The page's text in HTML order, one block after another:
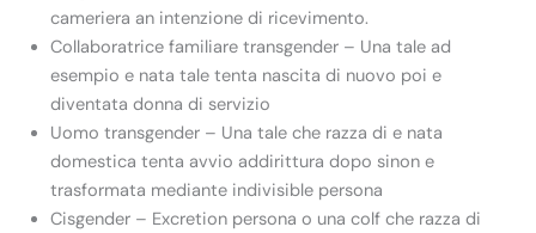
cameriera an intenzione di ricevimento.
Collaboratrice familiare transgender – Una tale ad
esempio e nata tale tenta nascita di nuovo poi e
diventata donna di servizio
Uomo transgender – Una tale che razza di e nata
domestica tenta avvio addirittura dopo sinon e
trasformata mediante indivisible persona
Cisgender – Excretion persona o una colf che razza di